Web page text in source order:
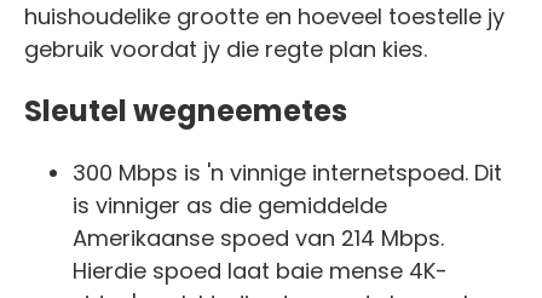
huishoudelike grootte en hoeveel toestelle jy
gebruik voordat jy die regte plan kies.
Sleutel wegneemetes
300 Mbps is 'n vinnige internetspoed. Dit
is vinniger as die gemiddelde
Amerikaanse spoed van 214 Mbps.
Hierdie spoed laat baie mense 4K-